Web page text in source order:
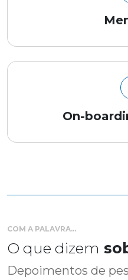
On-
COM A PALAVRA...
O que dizem
Depoimentos de